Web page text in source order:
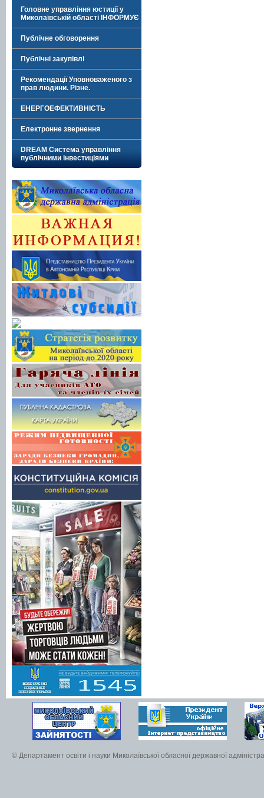
Головне управління юстиції у
Миколаївській області ІНФОРМУЄ
Публічне обговорення
Публічні закупівлі
Рекомендації Уповноваженого з
прав людини. Різне.
ЕНЕРГОЕФЕКТИВНІСТЬ
Електронне звернення
DREAM Система управління
публічними інвестиціями
© Департамент освіти і науки Миколаївської обласної державної